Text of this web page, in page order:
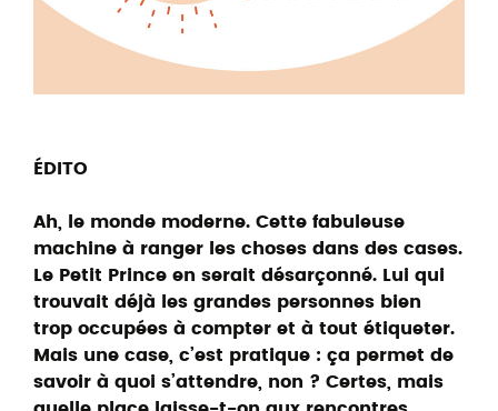
ÉDITO
Ah, le monde moderne. Cette fabuleuse
machine à ranger les choses dans des cases.
Le Petit Prince en serait désarçonné. Lui qui
trouvait déjà les grandes personnes bien
trop occupées à compter et à tout étiqueter.
Mais une case, c’est pratique : ça permet de
savoir à quoi s’attendre, non ? Certes, mais